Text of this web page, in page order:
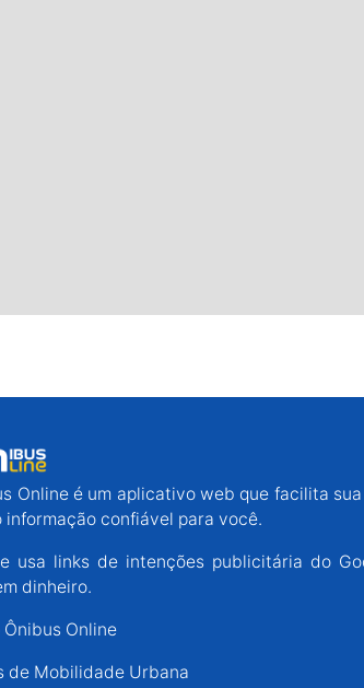
Online é um aplicativo web que facilita
informação confiável para você.
usa links de intenções publicitária do
dinheiro.
Ônibus Online
de Mobilidade Urbana